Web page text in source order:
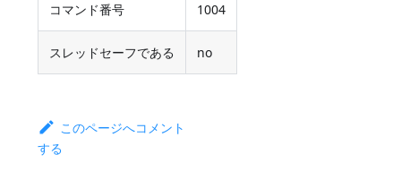
コマンド番号 1004
スレッドセーフである no
このページへコメント
する